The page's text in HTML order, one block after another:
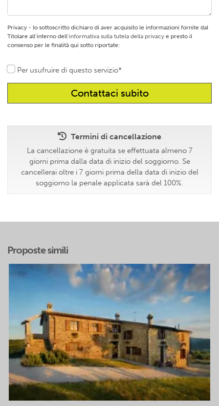
Privacy - Io sottoscritto dichiaro di aver acquisito le informazioni fornite dal
Titolare all’interno dell’informativa sulla tutela della privacy e presto il
consenso per le finalità qui sotto riportate:
Per usufruire di questo servizio*
Termini di cancellazione
La cancellazione è gratuita se effettuata almeno 7
giorni prima dalla data di inizio del soggiorno. Se
cancellerai oltre i 7 giorni prima della data di inizio del
soggiorno la penale applicata sarà del 100%.
Proposte simili